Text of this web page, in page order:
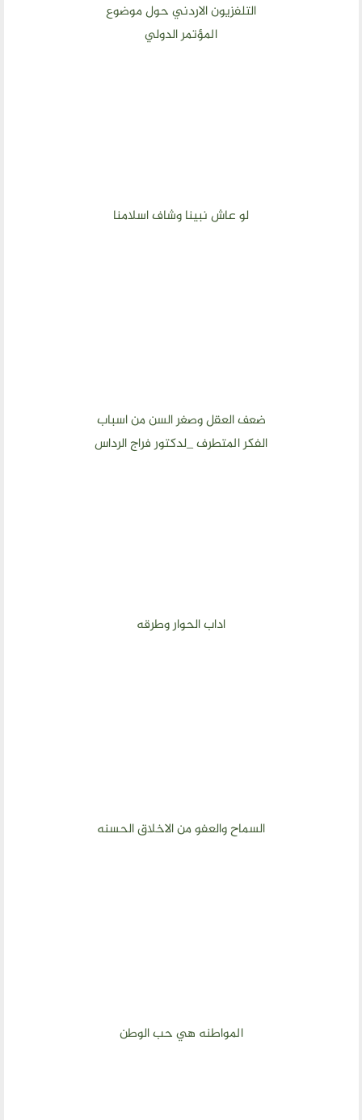
التلفزيون الاردني حول موضوع
المؤتمر الدولي
لو عاش نبينا وشاف اسلامنا
ضعف العقل وصغر السن من اسباب
الفكر المتطرف _لدكتور فراج الرداس
اداب الحوار وطرقه
السماح والعفو من الاخلاق الحسنه
المواطنه هي حب الوطن